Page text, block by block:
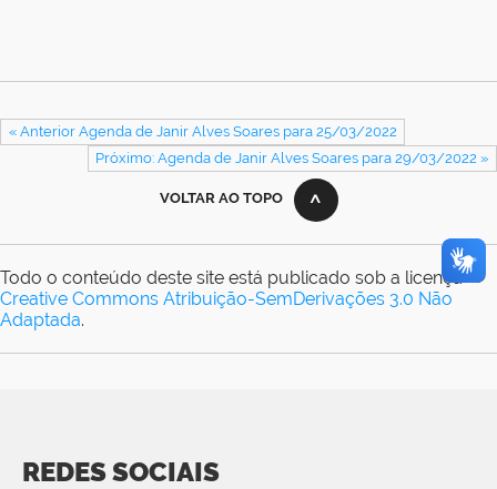
« Anterior Agenda de Janir Alves Soares para 25/03/2022
Próximo: Agenda de Janir Alves Soares para 29/03/2022 »
VOLTAR AO TOPO
Todo o conteúdo deste site está publicado sob a licença
Creative Commons Atribuição-SemDerivações 3.0 Não
Adaptada.
REDES SOCIAIS